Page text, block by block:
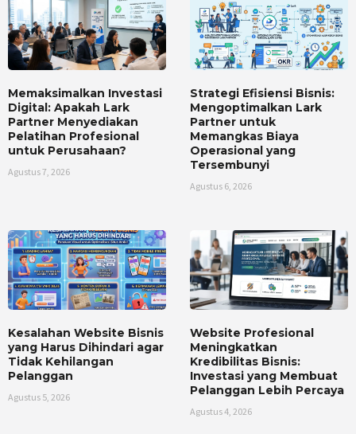
Memaksimalkan Investasi
Digital: Apakah Lark
Partner Menyediakan
Pelatihan Profesional
untuk Perusahaan?
Agustus 7, 2026
Strategi Efisiensi Bisnis:
Mengoptimalkan Lark
Partner untuk
Memangkas Biaya
Operasional yang
Tersembunyi
Agustus 6, 2026
Kesalahan Website Bisnis
yang Harus Dihindari agar
Tidak Kehilangan
Pelanggan
Agustus 5, 2026
Website Profesional
Meningkatkan
Kredibilitas Bisnis:
Investasi yang Membuat
Pelanggan Lebih Percaya
Agustus 4, 2026